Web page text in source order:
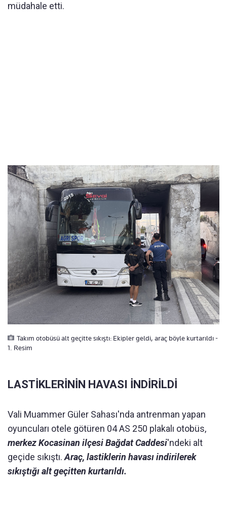
müdahale etti.
Takım otobüsü alt geçitte sıkıştı: Ekipler geldi, araç böyle kurtarıldı -
1. Resim
LASTİKLERİNİN HAVASI İNDİRİLDİ
Vali Muammer Güler Sahası'nda antrenman yapan
oyuncuları otele götüren 04 AS 250 plakalı otobüs,
merkez Kocasinan ilçesi Bağdat Caddesi'ndeki alt
geçide sıkıştı.Araç, lastiklerin havası indirilerek
sıkıştığı alt geçitten kurtarıldı.